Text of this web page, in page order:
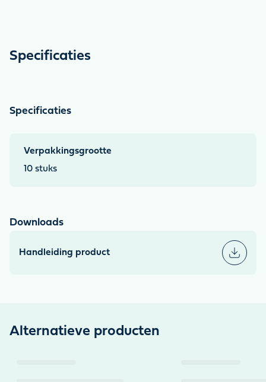
snel compenseren en weer gezond worden.
Specificaties
Specificaties
Verpakkingsgrootte
10 stuks
Downloads
Handleiding product
Alternatieve producten